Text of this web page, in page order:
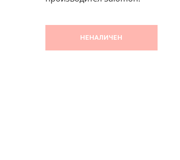
НЕНАЛИЧЕН